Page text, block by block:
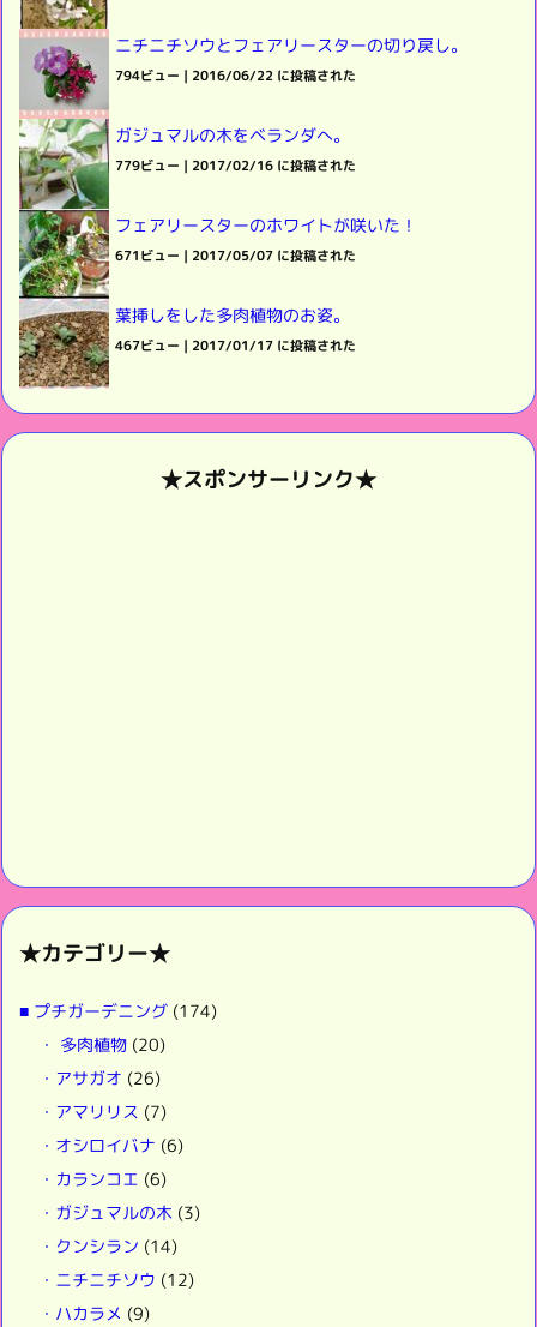
ニチニチソウとフェアリースターの切り戻し。
794ビュー | 2016/06/22 に投稿された
ガジュマルの木をベランダへ。
779ビュー | 2017/02/16 に投稿された
フェアリースターのホワイトが咲いた！
671ビュー | 2017/05/07 に投稿された
葉挿しをした多肉植物のお姿。
467ビュー | 2017/01/17 に投稿された
★スポンサーリンク★
★カテゴリー★
■ プチガーデニング (174)
・ 多肉植物 (20)
・アサガオ (26)
・アマリリス (7)
・オシロイバナ (6)
・カランコエ (6)
・ガジュマルの木 (3)
・クンシラン (14)
・ニチニチソウ (12)
・ハカラメ (9)